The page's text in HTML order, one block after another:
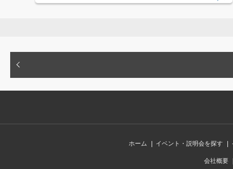
ホーム イベント・説明会を探す
会社概要